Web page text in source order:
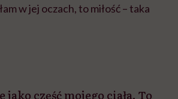
w jej oczach, to miłość – taka
część mojego ciała. To